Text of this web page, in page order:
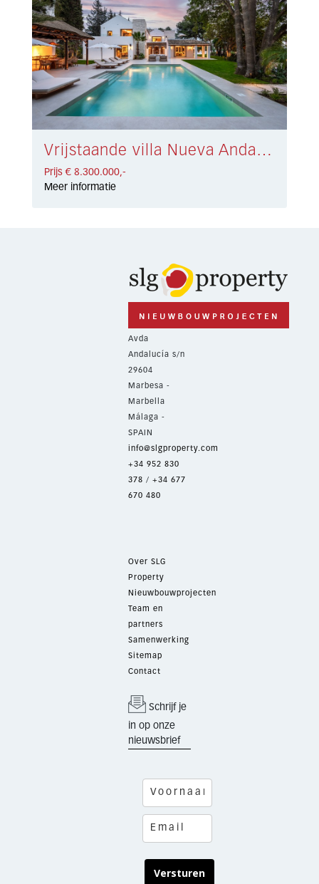
Vrijstaande villa Nueva Andalucía € 8.300.000,-
Prijs € 8.300.000,-
Meer informatie
Avda
Andalucía s/n
29604
Marbesa -
Marbella
Málaga -
SPAIN
info@slgproperty.com
+34 952 830
378 / +34 677
670 480
Over SLG
Property
Nieuwbouwprojecten
Team en
partners
Samenwerking
Sitemap
Contact
Schrijf je
in op onze
nieuwsbrief
Versturen